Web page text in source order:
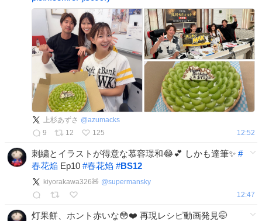
上杉あずさ @azumacks
9
12 125 12:52
刺繍とイラストが得意な慕容璟和😂💕 しかも達筆✨ #
春花焔 Ep10 #春花焰 #BS12
kiyorakawa326🧸 @supermansky
12:47
灯果餅、ホント赤いな😳❤️ 再現レシピ動画発見🤭